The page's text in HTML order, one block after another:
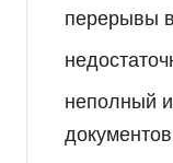
перерывы
неполный